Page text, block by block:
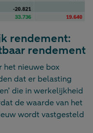
rendement:
rendement
het nieuwe box
dat er belasting
die in werkelijkheid
de waarde van het
wordt vastgesteld